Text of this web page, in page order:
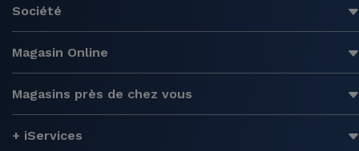
Société
Magasin Online
Magasins près de chez vous
+ iServices